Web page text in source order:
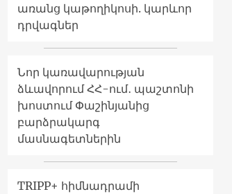
առանց կաթողիկոսի. կարևոր
դրվագներ
Նոր կառավարության
ձևավորում ՀՀ-ում․ պաշտոնի
խոստում Փաշինյանից
բարձրակարգ
մասնագետներին
TRIPP+ հիմնադրամի